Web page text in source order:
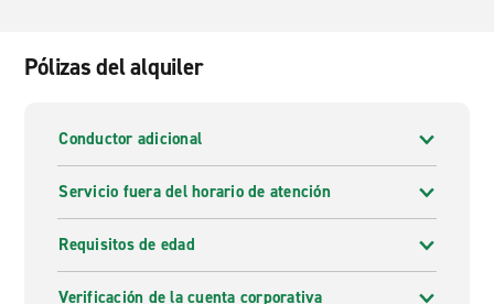
Pólizas del alquiler
Conductor adicional
Servicio fuera del horario de atención
Requisitos de edad
Verificación de la cuenta corporativa